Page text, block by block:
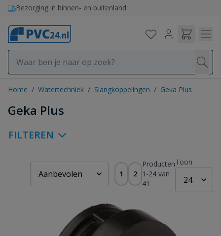
Ga naar de inhoud
Bezorging in binnen- en buitenland
Home / Watertechniek / Slangkoppelingen / Geka Plus
Geka Plus
FILTEREN
Producten
1 -24 van
41
1 2
Toon